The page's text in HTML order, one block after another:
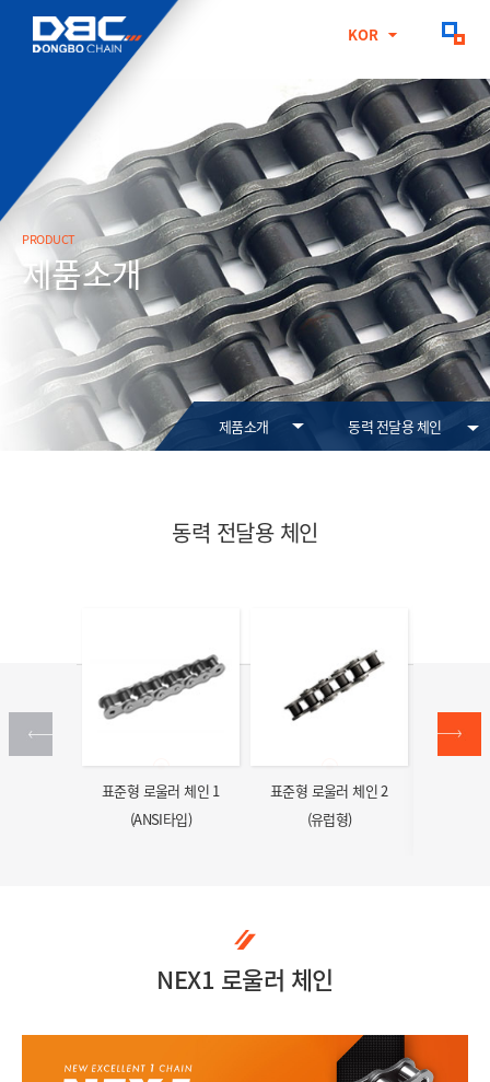
KOR
KOR
ENG
CHN
PRODUCT
제품소개
제품소개 동력 전달용 체인
동력 전달용 체인
표준형 로울러 체인 1
(ANSI타입)
표준형 로울러 체인 2
(유럽형)
NEX1 로울러 체인